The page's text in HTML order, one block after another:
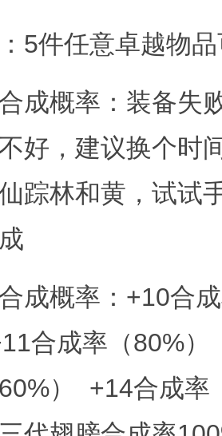
5件任意卓越物
成概率：装备失
好，建议换个时
踪林和黄，试试
成概率：+10合
合成率（80%
） +14合成率